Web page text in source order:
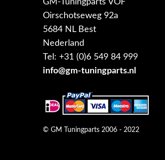
GM-Tuningparts VOF
Oirschotseweg 92a
5684 NL Best
Nederland
Tel: +31 (0)6 549 84 999
info@gm-tuningparts.nl
© GM Tuningparts 2006 - 2022